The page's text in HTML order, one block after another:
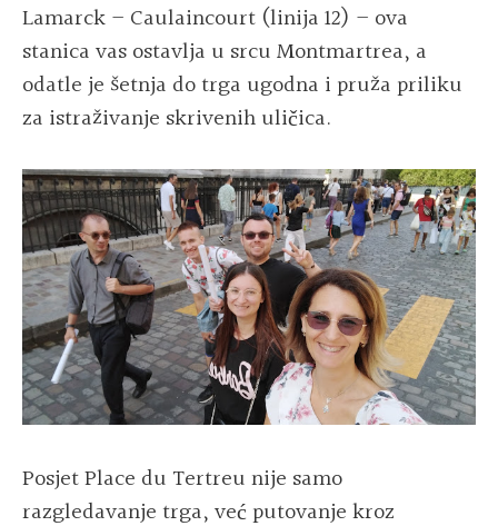
Lamarck – Caulaincourt (linija 12) – ova
stanica vas ostavlja u srcu Montmartrea, a
odatle je šetnja do trga ugodna i pruža priliku
za istraživanje skrivenih uličica.
Posjet Place du Tertreu nije samo
razgledavanje trga, već putovanje kroz